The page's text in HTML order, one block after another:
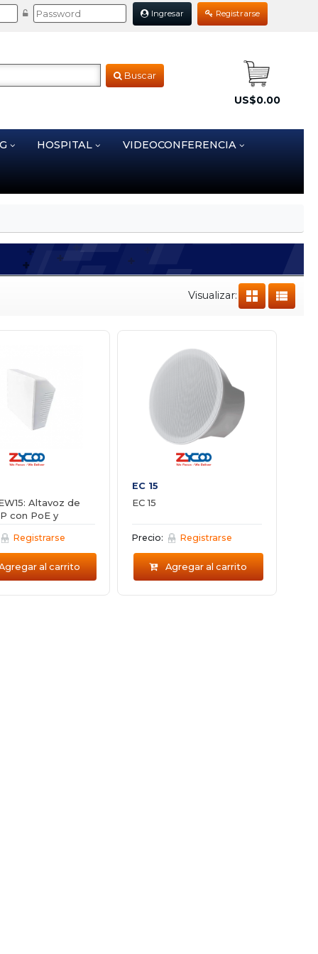
Ingresar Registrarse
Buscar
US$0.00
HOSPITAL VIDEOCONFERENCIA
Visualizar:
Altavoz de
con PoE y
Registrarse
al carrito
EC 15
EC 15
Precio: Registrarse
Agregar al carrito